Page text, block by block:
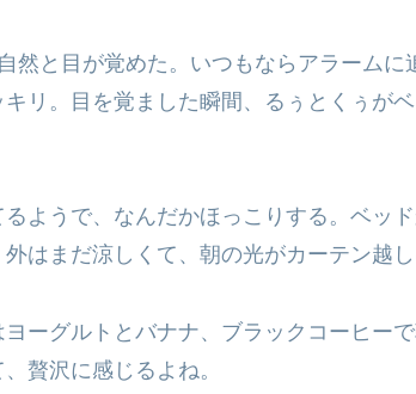
然と目が覚めた。いつもならアラームに
リ。目を覚ました瞬間、るぅとくぅが
るようで、なんだかほっこりする。ベッ
はまだ涼しくて、朝の光がカーテン越し
ーグルトとバナナ、ブラックコーヒー
贅沢に感じるよね。